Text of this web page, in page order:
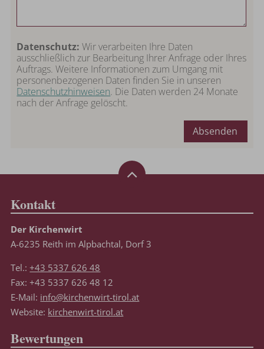
Datenschutz:Wir verarbeiten Ihre Daten
ausschließlich zur Bearbeitung Ihrer Anfrage oder Ihres
Auftrags. Weitere Informationen zum Umgang mit
personenbezogenen Daten finden Sie in unseren
Datenschutzhinweisen. Die Daten werden 24 Monate
nach der Anfrage gelöscht.
Absenden
Kontakt
Der Kirchenwirt
A-6235 Reith im Alpbachtal, Dorf 3
Tel.:+43 5337 626 48
Fax: +43 5337 626 48 12
E-Mail: info@kirchenwirt-tirol.at
Website: kirchenwirt-tirol.at
Bewertungen